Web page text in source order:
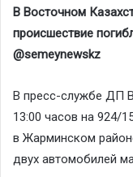
В Восточном
происшествие
@semeynewskz
В пресс-службе ДП
13:00 часов на 924/
в Жарминском
двух автомобилей